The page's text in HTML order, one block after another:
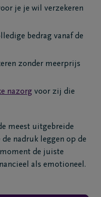
je je wil verzekeren
bedrag vanaf de
zonder meerprijs
nazorg voor zij die
meest uitgebreide
nadruk leggen op de
de juiste
als emotioneel.